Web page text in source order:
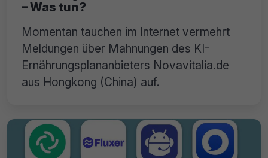
– Was tun?
Momentan tauchen im Internet vermehrt
Meldungen über Mahnungen des KI-
Ernährungsplananbieters Novavitalia.de
aus Hongkong (China) auf.